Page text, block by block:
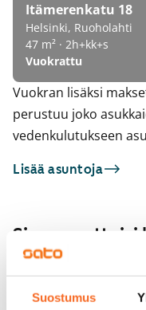
Suostumus
Itämerenkatu 18
Helsinki, Ruoholahti
47 m² · 2h+kk+s
Vuokrattu
Vuokran lisäksi
perustuu joko
vedenkulutukseen
Lisää asuntoja
Sinua saattaisi
ARA
Helsinki, Ruoholahti